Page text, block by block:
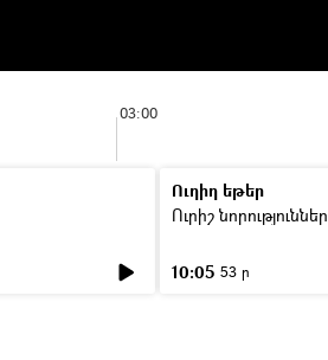
03:00
Ուղիղ եթեր
Ուրիշ նորություններ
10:05 53 ր